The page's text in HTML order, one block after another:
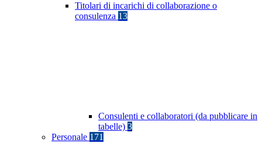
Titolari di incarichi di collaborazione o
consulenza 13
Consulenti e collaboratori (da pubblicare in
tabelle) 3
Personale 171